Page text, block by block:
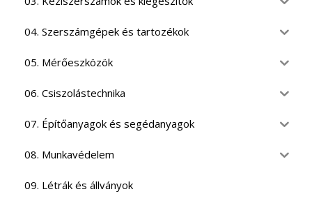
04. Szerszámgépek és tartozékok
05. Mérőeszközök
06. Csiszolástechnika
07. Építőanyagok és segédanyagok
08. Munkavédelem
09. Létrák és állványok